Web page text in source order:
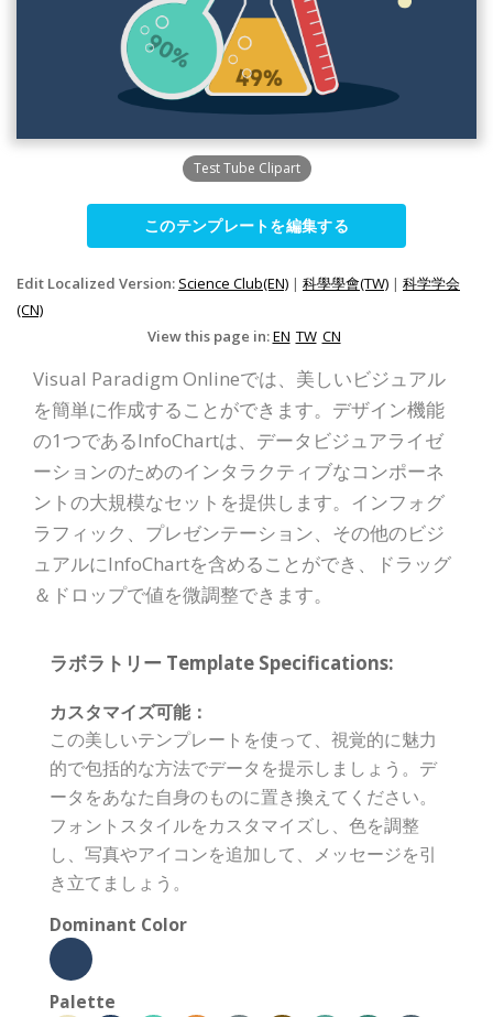
Test Tube Clipart
このテンプレートを編集する
Edit Localized Version: Science Club(EN) | 科學學會(TW) | 科学学会
(CN)
View this page in:EN TW CN
Visual Paradigm Onlineでは、美しいビジュアル
を簡単に作成することができます。デザイン機能
の1つであるInfoChartは、データビジュアライゼ
ーションのためのインタラクティブなコンポーネ
ントの大規模なセットを提供します。インフォグ
ラフィック、プレゼンテーション、その他のビジ
ュアルにInfoChartを含めることができ、ドラッグ
＆ドロップで値を微調整できます。
ラボラトリー Template Specifications:
カスタマイズ可能：
この美しいテンプレートを使って、視覚的に魅力
的で包括的な方法でデータを提示しましょう。デ
ータをあなた自身のものに置き換えてください。
フォントスタイルをカスタマイズし、色を調整
し、写真やアイコンを追加して、メッセージを引
き立てましょう。
Dominant Color
Palette